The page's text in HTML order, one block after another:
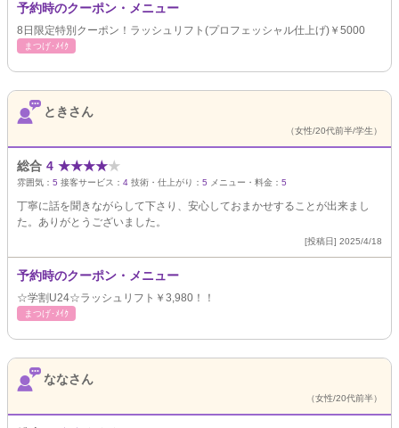
予約時のクーポン・メニュー
8日限定特別クーポン！ラッシュリフト(プロフェッシャル仕上げ)￥5000
まつげ･ﾒｲｸ
ときさん
（女性/20代前半/学生）
総合 4 ★★★★★
雰囲気： 5 接客サービス： 4 技術・仕上がり： 5 メニュー・料金： 5
丁寧に話を聞きながらして下さり、安心しておまかせすることが出来まし
た。ありがとうございました。
[投稿日] 2025/4/18
予約時のクーポン・メニュー
☆学割U24☆ラッシュリフト￥3,980！！
まつげ･ﾒｲｸ
ななさん
（女性/20代前半）